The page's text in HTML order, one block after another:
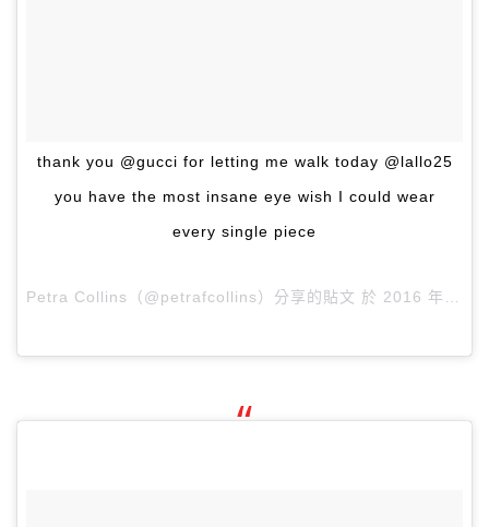
thank you @gucci for letting me walk today @lallo25
you have the most insane eye wish I could wear
every single piece
Petra Collins（@petrafcollins）分享的貼文 於 2016 年 2月 月 24 8:08上午 PST